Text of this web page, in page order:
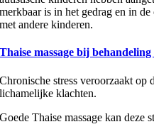
merkbaar is in het gedrag en in
met andere kinderen.
Thaise massage bij behandeling
Chronische stress veroorzaakt op
lichamelijke klachten.
Goede Thaise massage kan deze